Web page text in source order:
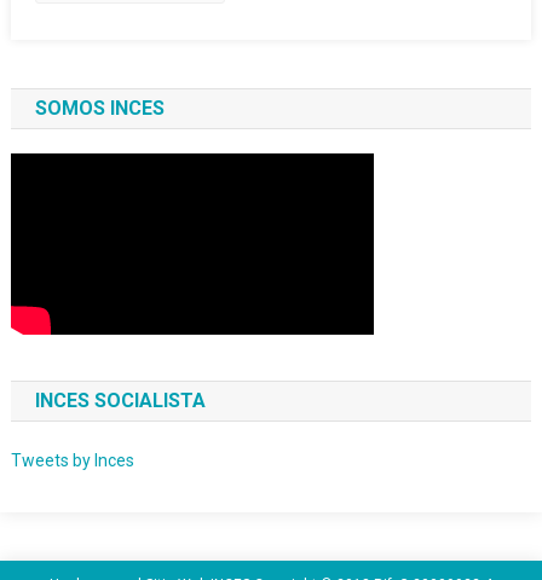
SOMOS INCES
INCES SOCIALISTA
Tweets by Inces